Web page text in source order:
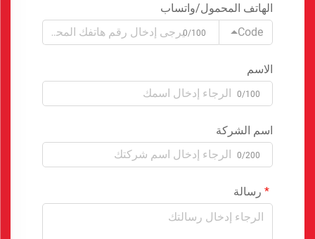
الهاتف المحمول/واتساب
Code
0/100
الاسم
0/100
اسم الشركة
0/200
رسالة